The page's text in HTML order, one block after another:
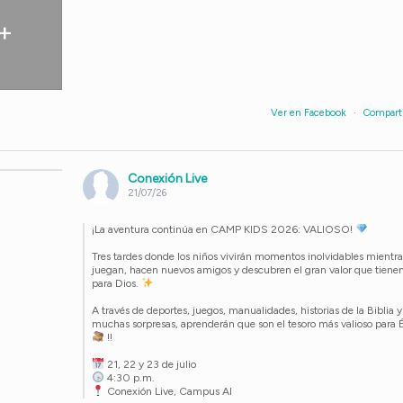
Ver en Facebook ·
Conexión Live
21/07/26
¡La aventura continúa en CAMP KIDS 2026: VALIOSO!
Tres tardes donde los niños vivirán momentos inolvidables
juegan, hacen nuevos amigos y descubren el gran valor que
para Dios.
A través de deportes, juegos, manualidades, historias de la Biblia y
muchas sorpresas, aprenderán que son el tesoro más valioso para
!!
21, 22 y 23 de julio
4:30 p.m.
Conexión Live, Campus Al